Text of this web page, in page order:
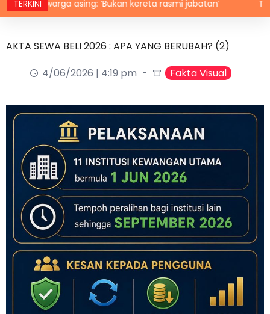
TERKINI
warga asing: ‘Bukan kereta rasmi jabatan’ Tiga
AKTA SEWA BELI 2026 : APA YANG BERUBAH? (2)
4/06/2026 | 4:19 pm
Fakta Visual